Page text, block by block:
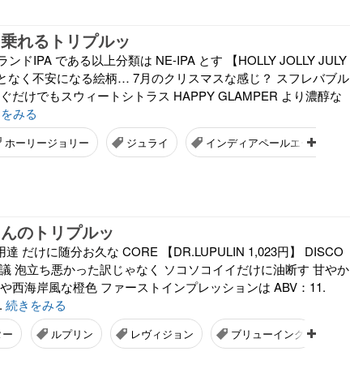
れるトリプルッ
ンドIPA である以上分類は NE-IPA とす 【HOLLY JOLLY JULY
なく不安になる絵柄… 7月のクリスマスな感じ？ スフレバブル
だけでもスウィートシトラス HAPPY GLAMPER より濃醇な
みる
ホーリージョリー ジュライ インディアペールエール
のトリプルッ
達 だけに随分お久な CORE 【DR.LUPULIN 1,023円】 DISCO
泡立ち悪かった訳じゃなく ソコソコイイだけに油断す 甘やか
西海岸風な橙色 ファーストインプレッションは ABV：11.
続きをみる
ー ルプリン レヴィジョン ブリューイング